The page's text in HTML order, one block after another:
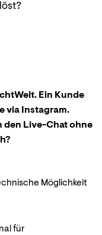
Ein Kunde
via Instagram.
den Live-Chat ohne
Möglichkeit
für